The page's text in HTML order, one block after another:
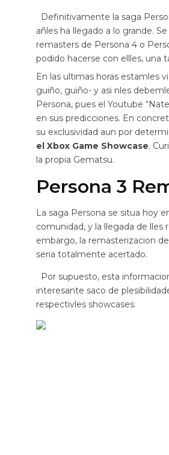
Definitivamente la saga
añles ha llegado a lo grande.
remasters de Persona 4 o
podido hacerse con ellles, una
En las ultimas horas estamles
guiño, guiño- y asi nles
Persona, pues el Youtube
en sus predicciones. En
su exclusividad aun por
el Xbox Game Showcase.
la propia Gematsu.
Persona 3
La saga Persona se situa hoy
comunidad, y la llegada de lles
embargo, la remasterizacion
seria totalmente acertado.
Por supuesto, esta
interesante saco de
respectivles showcases.